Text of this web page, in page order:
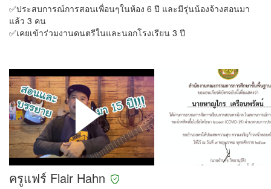
✅ประสบการณ์การสอนเพื่อนๆในห้อง 6 ปี และมีรุ่นน้องจ้างสอนมา
แล้ว 3 คน
✅เคยเข้าร่วมงานดนตรีในและนอกโรงเรียน 3 ปี
ครูแฟร์ Flair Hahn